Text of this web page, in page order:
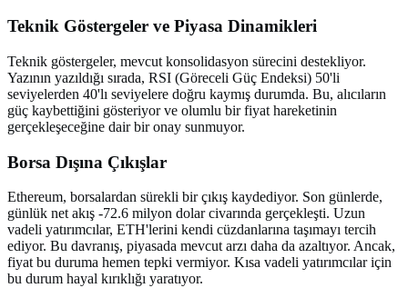
Teknik Göstergeler ve Piyasa Dinamikleri
Teknik göstergeler, mevcut konsolidasyon sürecini destekliyor.
Yazının yazıldığı sırada, RSI (Göreceli Güç Endeksi) 50'li
seviyelerden 40'lı seviyelere doğru kaymış durumda. Bu, alıcıların
güç kaybettiğini gösteriyor ve olumlu bir fiyat hareketinin
gerçekleşeceğine dair bir onay sunmuyor.
Borsa Dışına Çıkışlar
Ethereum, borsalardan sürekli bir çıkış kaydediyor. Son günlerde,
günlük net akış -72.6 milyon dolar civarında gerçekleşti. Uzun
vadeli yatırımcılar, ETH'lerini kendi cüzdanlarına taşımayı tercih
ediyor. Bu davranış, piyasada mevcut arzı daha da azaltıyor. Ancak,
fiyat bu duruma hemen tepki vermiyor. Kısa vadeli yatırımcılar için
bu durum hayal kırıklığı yaratıyor.